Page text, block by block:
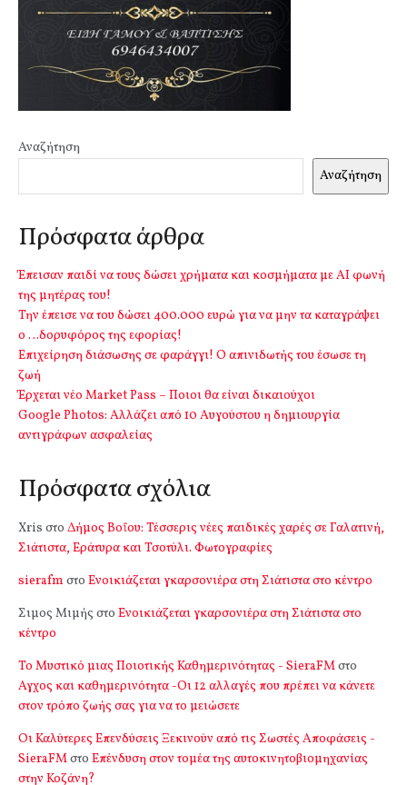
Αναζήτηση
Αναζήτηση
Πρόσφατα άρθρα
Έπεισαν παιδί να τους δώσει χρήματα και κοσμήματα με ΑΙ φωνή
της μητέρας του!
Την έπεισε να του δώσει 400.000 ευρώ για να μην τα καταγράψει
ο …δορυφόρος της εφορίας!
Επιχείρηση διάσωσης σε φαράγγι! Ο απινιδωτής του έσωσε τη
ζωή
Έρχεται νέο Market Pass – Ποιοι θα είναι δικαιούχοι
Google Photos: Αλλάζει από 10 Αυγούστου η δημιουργία
αντιγράφων ασφαλείας
Πρόσφατα σχόλια
Xris στο Δήμος Βοΐου: Τέσσερις νέες παιδικές χαρές σε Γαλατινή,
Σιάτιστα, Εράτυρα και Τσοτύλι. Φωτογραφίες
sierafm στο Ενοικιάζεται γκαρσονιέρα στη Σιάτιστα στο κέντρο
Σιμος Μιμής στο Ενοικιάζεται γκαρσονιέρα στη Σιάτιστα στο
κέντρο
Το Μυστικό μιας Ποιοτικής Καθημερινότητας - SieraFMστο
Αγχος και καθημερινότητα -Οι 12 αλλαγές που πρέπει να κάνετε
στον τρόπο ζωής σας για να το μειώσετε
Οι Καλύτερες Επενδύσεις Ξεκινούν από τις Σωστές Αποφάσεις -
SieraFMστο Επένδυση στον τομέα της αυτοκινητοβιομηχανίας
στην Κοζάνη?